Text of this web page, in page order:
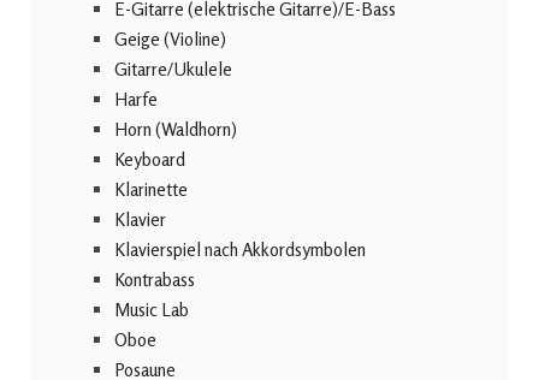
E-Gitarre (elektrische Gitarre)/E-Bass
Geige (Violine)
Gitarre/Ukulele
Harfe
Horn (Waldhorn)
Keyboard
Klarinette
Klavier
Klavierspiel nach Akkordsymbolen
Kontrabass
Music Lab
Oboe
Posaune